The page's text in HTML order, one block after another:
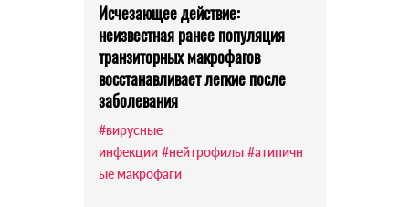
Исчезающее действие:
неизвестная ранее популяция
транзиторных макрофагов
восстанавливает легкие после
заболевания
#вирусные
инфекции #нейтрофилы #атипичн
ые макрофаги